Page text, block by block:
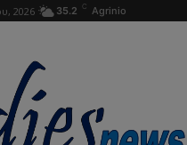
2026 35.2 C Agrinio